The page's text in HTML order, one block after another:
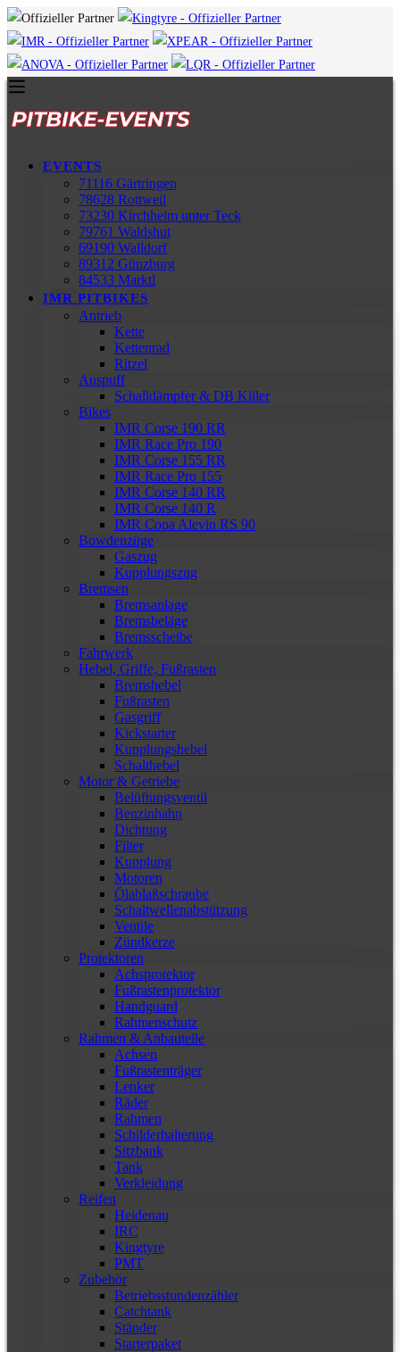
EVENTS
71116 Gärtringen
78628 Rottweil
73230 Kirchheim unter Teck
79761 Waldshut
69190 Walldorf
89312 Günzburg
84533 Marktl
IMR PITBIKES
Antrieb
Kette
Kettenrad
Ritzel
Auspuff
Schalldämpfer & DB Killer
Bikes
IMR Corse 190 RR
IMR Race Pro 190
IMR Corse 155 RR
IMR Race Pro 155
IMR Corse 140 RR
IMR Corse 140 R
IMR Copa Alevin RS 90
Bowdenzüge
Gaszug
Kupplungszug
Bremsen
Bremsanlage
Bremsbeläge
Bremsscheibe
Fahrwerk
Hebel, Griffe, Fußrasten
Bremshebel
Fußrasten
Gasgriff
Kickstarter
Kupplungshebel
Schalthebel
Motor & Getriebe
Belüftungsventil
Benzinhahn
Dichtung
Filter
Kupplung
Motoren
Ölablaßschraube
Schaltwellenabstützung
Ventile
Zündkerze
Protektoren
Achsprotektor
Fußrastenprotektor
Handguard
Rahmenschutz
Rahmen & Anbauteile
Achsen
Fußrastenträger
Lenker
Räder
Rahmen
Schilderhalterung
Sitzbank
Tank
Verkleidung
Reifen
Heidenau
IRC
Kingtyre
PMT
Zubehör
Betriebsstundenzähler
Catchtank
Ständer
Starterpaket